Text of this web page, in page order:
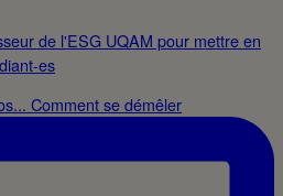
de l'ESG UQAM pour mettre en
es
Comment se démêler